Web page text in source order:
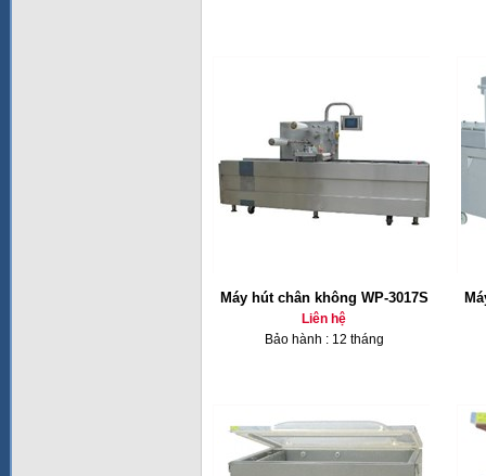
Máy hút chân không WP-3017S
Liên hệ
Bảo hành : 12 tháng